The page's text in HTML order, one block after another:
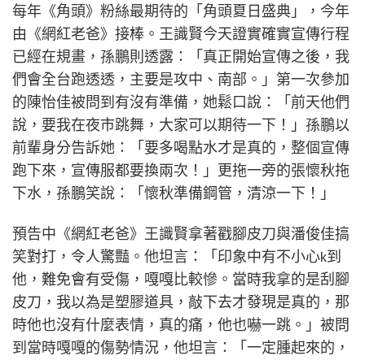
每年《角頭》粉絲最期待的「角頭夏日盛典」，今年
由《網紅老爸》接棒。王識賢今天證實確實宣傳行程
已經在規畫，孫鵬則透露：「真正開始宣傳之後，我
們會全台跑透透，主要是攻中、南部。」第一次參加
的陳怡佳被問到有沒有準備，她鬆口說：「前天他們
說，要我在夜市跳舞，大家可以期待一下！」孫鵬以
前輩身分告訴她：「要多喝點水才是真的，整個宣傳
跑下來，宣傳服都要換兩次！」更拖一旁的張懷秋拖
下水，孫鵬笑說：「懷秋準備鋼管，清涼一下！」
預告中《網紅老爸》王識賢拿著戳腳皮刀與潘俊佳搞
笑對打，令人驚豔。他坦言：「印象中有不小心k到
他，難免會有受傷，嘎嘎比較慘。當時我拿的是刮腳
皮刀，我以為是塑膠道具，敲下去才發現是真的，那
時他也沒有什麼表情，真的痛，他也嚇一跳。」被問
到當時嘎嘎的傷勢情況，他坦言：「一定腫起來的，